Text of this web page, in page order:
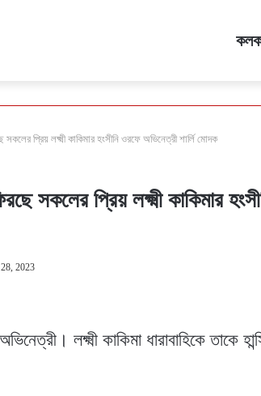
সকলের প্রিয় লক্ষ্মী কাকিমার হংসীনি ওরফে অভিনেত্রী শার্লি মোদক
সকলের প্রিয় লক্ষ্মী কাকিমার
2023
লক্ষ্মী কাকিমা ধারাবাহিকে তাকে